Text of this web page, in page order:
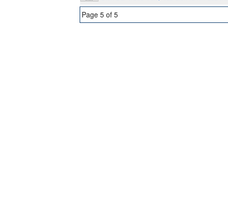
Page 5 of 5